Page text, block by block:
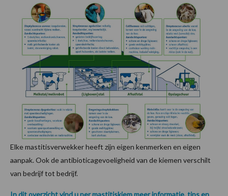
Elke mastitisverwekker heeft zijn eigen kenmerken en eigen
aanpak. Ook de antibioticagevoeligheid van de kiemen verschilt
van bedrijf tot bedrijf.
In dit overzicht vind u per mastitiskiem meer informatie, tips en